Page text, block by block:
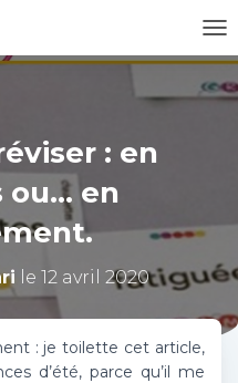
É
P
V
G
A
: en
ou… en
le 12 avril 2020
: je toilette cet article,
d’été, parce qu’il me